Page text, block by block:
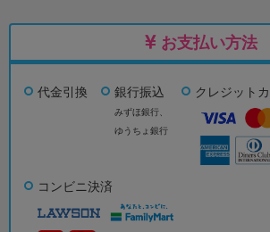
お支払い方法
代金引換 銀行振込
みずほ銀行、
ゆうちょ銀行
クレジット
コンビニ決済